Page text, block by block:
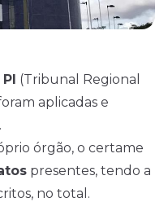
(Tribunal Regional
aplicadas e
órgão, o certame
presentes, tendo a
no total.